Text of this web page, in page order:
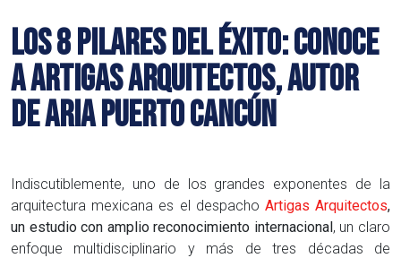
LOS 8 PILARES DEL ÉXITO: CONOCE
A ARTIGAS ARQUITECTOS, AUTOR
DE ARIA PUERTO CANCÚN
Indiscutiblemente, uno de los grandes exponentes de la
arquitectura mexicana es el despacho Artigas Arquitectos,
un estudio con amplio reconocimiento internacional, un claro
enfoque multidisciplinario y más de tres décadas de